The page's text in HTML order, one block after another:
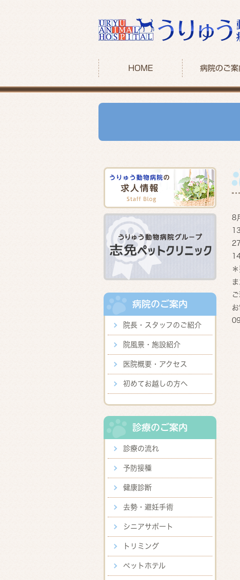
HOME 病院のご案
8
病院のご案内
院長・スタッフのご紹介
院風景・施設紹介
医院概要・アクセス
初めてお越しの方へ
診療のご案内
診療の流れ
予防接種
健康診断
去勢・避妊手術
シニアサポート
トリミング
ペットホテル